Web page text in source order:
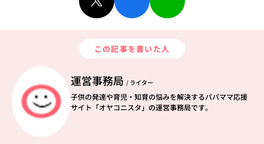
この記事を書いた人
運営事務局 / ライター
子供の発達や育児・知育の悩みを解決するパパママ応援
サイト「オヤコニスタ」の運営事務局です。